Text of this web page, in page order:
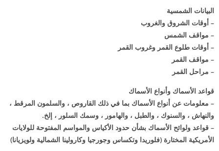
البيانات الشمسية
– أوقات الشروق والغروب
– مواقف الشمس
– أوقات طلوع القمر وغروب القمر
– مواقف القمر
– مراحل القمر
قواعد الأسماك وأنواع الأسماك
– معلومات عن أنواع الأسماك بما في ذلك القاروص ، والسلمون المرقط ،
والنهاش ، والسنوك ، والطبل ، والهامور ، وسمك السلور ، إلخ.
– قواعد ولوائح الأسماك بشأن حدود الأكياس والمواسم المفتوحة للولايات
الأمريكية المختارة (فلوريدا وتكساس وجورجيا وكارولينا الشمالية ولويزيانا)